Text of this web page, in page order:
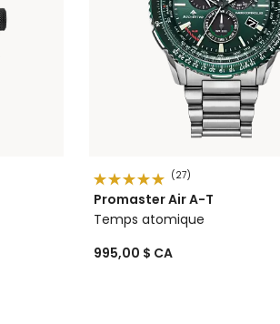
(27)
Promaster Air A-T
Temps atomique
995,00 $ CA